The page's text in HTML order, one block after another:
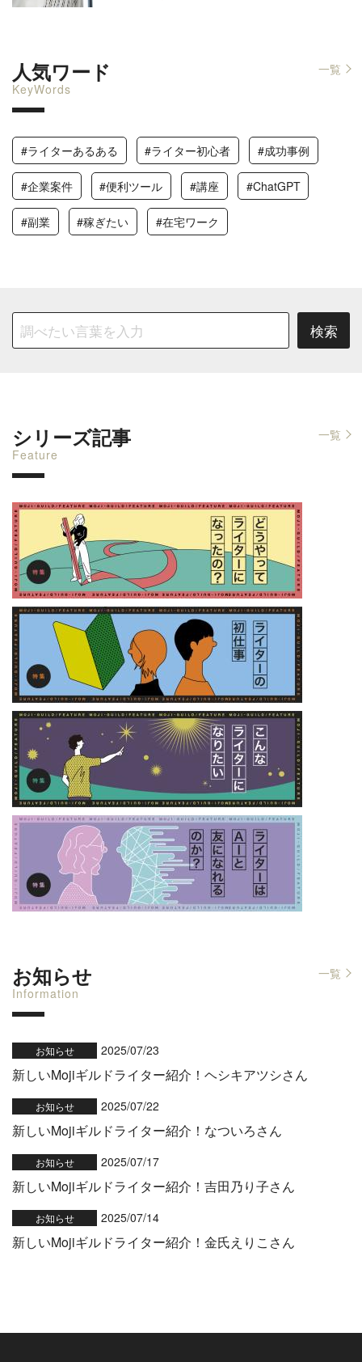
人気ワード
KeyWords
一覧
#ライターあるある #ライター初心者 #成功事例
#企業案件 #便利ツール #講座 #ChatGPT
#副業 #稼ぎたい #在宅ワーク
シリーズ記事
Feature
一覧
お知らせ
Information
一覧
お知らせ 2025/07/23
新しいMojiギルドライター紹介！ヘシキアツシさん
お知らせ 2025/07/22
新しいMojiギルドライター紹介！なついろさん
お知らせ 2025/07/17
新しいMojiギルドライター紹介！吉田乃り子さん
お知らせ 2025/07/14
新しいMojiギルドライター紹介！金氏えりこさん